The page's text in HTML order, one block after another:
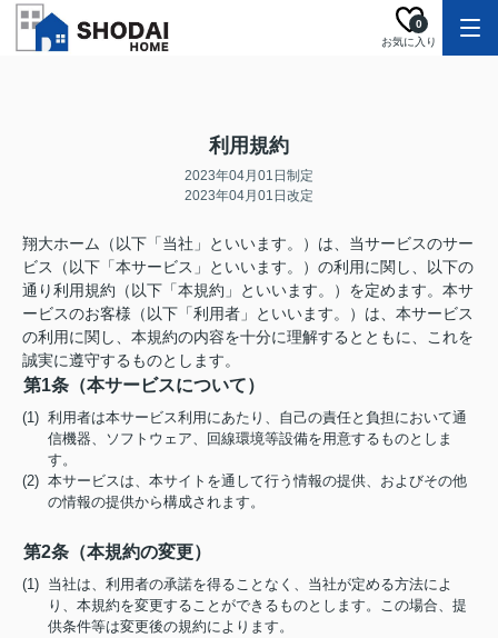
お気に入り
0
利用規約
2023年04月01日制定
2023年04月01日改定
翔大ホーム（以下「当社」といいます。）は、当サービスのサー
ビス（以下「本サービス」といいます。）の利用に関し、以下の
通り利用規約（以下「本規約」といいます。）を定めます。本サ
ービスのお客様（以下「利用者」といいます。）は、本サービス
の利用に関し、本規約の内容を十分に理解するとともに、これを
誠実に遵守するものとします。
第1条（本サービスについて）
(1) 利用者は本サービス利用にあたり、自己の責任と負担において通
信機器、ソフトウェア、回線環境等設備を用意するものとしま
す。
(2) 本サービスは、本サイトを通して行う情報の提供、およびその他
の情報の提供から構成されます。
第2条（本規約の変更）
(1) 当社は、利用者の承諾を得ることなく、当社が定める方法によ
り、本規約を変更することができるものとします。この場合、提
供条件等は変更後の規約によります。